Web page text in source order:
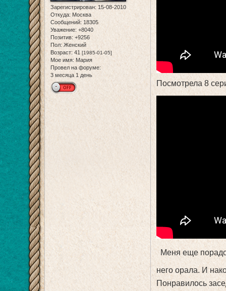
Зарегистрирован: 15-08-2010
Откуда: Москва
Сообщений: 18305
Уважение: +8040
Позитив: +9256
Пол: Женский
Возраст: 41 [1985-01-05]
Мое имя: Мария
Провел на форуме:
3 месяца 1 день
Посмотрела 8
Меня еще
него орала. И
Понравилось